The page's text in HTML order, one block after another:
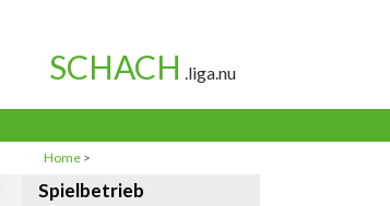
Home >
Spielbetrieb